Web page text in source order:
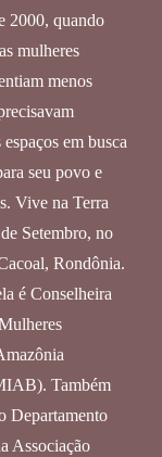
2000, quando
mulheres
menos
em busca
seu povo e
Vive na Terra
Setembro, no
Rondônia.
é Conselheira
Também
Departamento
Associação